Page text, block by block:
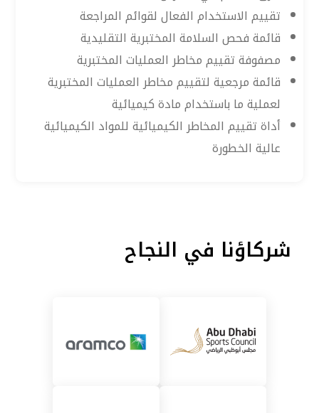
تقييم الاستخدام الفعال لقوائم المراجعة
قائمة فحص السلامة المختبرية التقليدية
مصفوفة تقييم مخاطر العمليات المختبرية
قائمة مرجعية لتقييم مخاطر العمليات المختبرية
لعملية ما باستخدام مادة كيميائية
أداة تقييم المخاطر الكيميائية للمواد الكيميائية
عالية الخطورة
شركاؤنا في النجاح